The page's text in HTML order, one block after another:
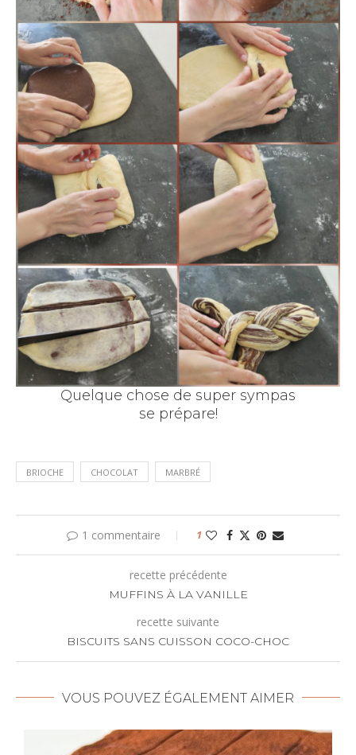
Quelque chose de super sympas
se prépare!
BRIOCHE CHOCOLAT MARBRÉ
1 commentaire 1
recette précédente
MUFFINS À LA VANILLE
recette suivante
BISCUITS SANS CUISSON COCO-CHOC
VOUS POUVEZ ÉGALEMENT AIMER